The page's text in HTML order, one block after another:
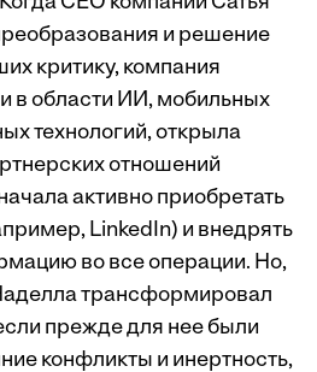
и решение
критику, компания
в области ИИ, мобильных
технологий, открыла
отношений
активно приобретать
LinkedIn) и внедрять
во все операции. Но,
трансформировал
прежде для нее были
конфликты и инертность,